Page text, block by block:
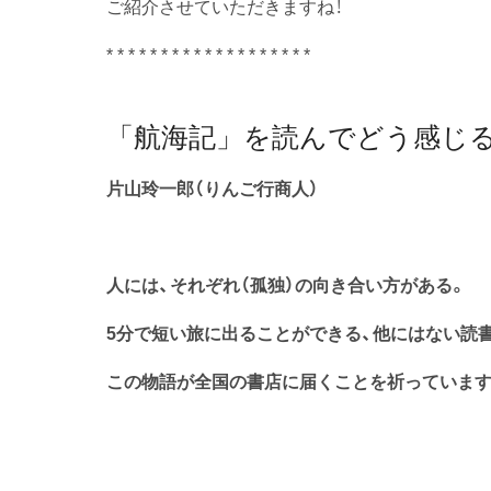
ご紹介させていただきますね！
* * * * * * * * * * * * * * * * * * *
「航海記」を読んでどう感じ
片山玲一郎（りんご行商人）
人には、それぞれ（孤独）の向き合い方がある。
5分で短い旅に出ることができる、他にはない読
この物語が全国の書店に届くことを祈っています